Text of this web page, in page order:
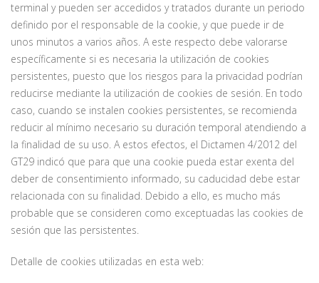
terminal y pueden ser accedidos y tratados durante un periodo
definido por el responsable de la cookie, y que puede ir de
unos minutos a varios años. A este respecto debe valorarse
específicamente si es necesaria la utilización de cookies
persistentes, puesto que los riesgos para la privacidad podrían
reducirse mediante la utilización de cookies de sesión. En todo
caso, cuando se instalen cookies persistentes, se recomienda
reducir al mínimo necesario su duración temporal atendiendo a
la finalidad de su uso. A estos efectos, el Dictamen 4/2012 del
GT29 indicó que para que una cookie pueda estar exenta del
deber de consentimiento informado, su caducidad debe estar
relacionada con su finalidad. Debido a ello, es mucho más
probable que se consideren como exceptuadas las cookies de
sesión que las persistentes.
Detalle de cookies utilizadas en esta web: